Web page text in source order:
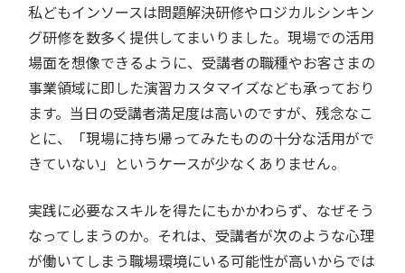
私どもインソースは問題解決研修やロジカルシンキン
グ研修を数多く提供してまいりました。現場での活用
場面を想像できるように、受講者の職種やお客さまの
事業領域に即した演習カスタマイズなども承っており
ます。当日の受講者満足度は高いのですが、残念なこ
とに、「現場に持ち帰ってみたものの十分な活用がで
きていない」というケースが少なくありません。
実践に必要なスキルを得たにもかかわらず、なぜそう
なってしまうのか。それは、受講者が次のような心理
が働いてしまう職場環境にいる可能性が高いからでは